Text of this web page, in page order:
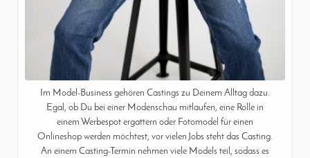
Im Model-Business gehören Castings zu Deinem Alltag dazu.
Egal, ob Du bei einer Modenschau mitlaufen, eine Rolle in
einem Werbespot ergattern oder Fotomodel für einen
Onlineshop werden möchtest, vor vielen Jobs steht das Casting.
An einem Casting-Termin nehmen viele Models teil, sodass es